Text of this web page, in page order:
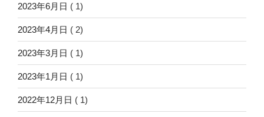
2023年6月日 ( 1)
2023年4月日 ( 2)
2023年3月日 ( 1)
2023年1月日 ( 1)
2022年12月日 ( 1)